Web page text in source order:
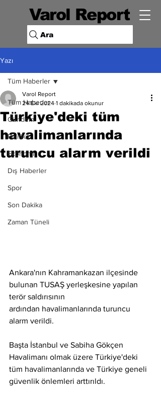
Varol Report
Ara
Yazı
Tüm Haberler
Gündem
Politika
Ekonomi
Dış Haberler
Spor
Son Dakika
Zaman Tüneli
Tüm Haberler
Türkiye'deki tüm
havalimanlarında
turuncu alarm verildi
Varol Report
24 Eki 2024 1 dakikada okunur
Ankara'nın Kahramankazan ilçesinde
bulunan TUSAŞ yerleşkesine yapılan
terör saldırısının
ardından havalimanlarında turuncu
alarm verildi.
Başta İstanbul ve Sabiha Gökçen
Havalimanı olmak üzere Türkiye'deki
tüm havalimanlarında ve Türkiye geneli
güvenlik önlemleri arttırıldı.